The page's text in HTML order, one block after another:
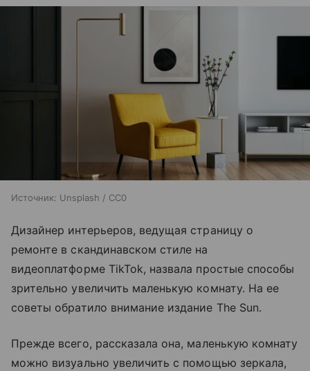
Источник: Unsplash / CC0
Дизайнер интерьеров, ведущая страницу о
ремонте в скандинавском стиле на
видеоплатформе TikTok, назвала простые способы
зрительно увеличить маленькую комнату. На ее
советы обратило внимание издание The Sun.
Прежде всего, рассказала она, маленькую комнату
можно визуально увеличить с помощью зеркала,